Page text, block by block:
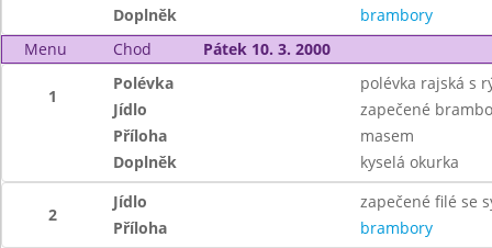
Doplněk
brambory
Menu
Chod Pátek 10. 3. 2000
1
Polévka
polévka rajská s
Jídlo
zapečené
Příloha
masem
Doplněk
kyselá okurka
2
Jídlo
zapečené filé se
Příloha
brambory